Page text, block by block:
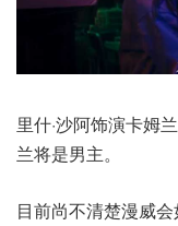
里什·沙阿饰演卡姆
兰将是男主。
目前尚不清楚漫威